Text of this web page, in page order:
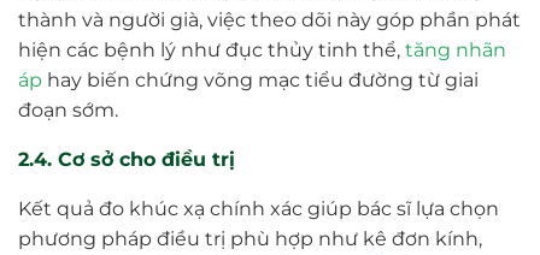
thành và người già, việc theo dõi này góp phần phát
hiện các bệnh lý như đục thủy tinh thể, tăng nhãn
áp hay biến chứng võng mạc tiểu đường từ giai
đoạn sớm.
2.4. Cơ sở cho điều trị
Kết quả đo khúc xạ chính xác giúp bác sĩ lựa chọn
phương pháp điều trị phù hợp như kê đơn kính,